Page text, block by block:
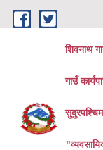
Skip to main content
शिवनाथ
गाउँ